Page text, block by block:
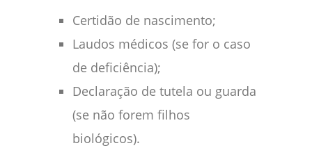
Certidão de nascimento;
Laudos médicos (se for o caso
de deficiência);
Declaração de tutela ou guarda
(se não forem filhos
biológicos).